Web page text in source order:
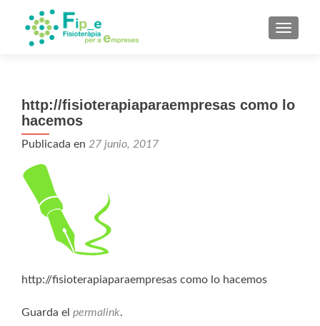
http://fisioterapiaparaempresas como lo
hacemos
Publicada en 27 junio, 2017
http://fisioterapiaparaempresas como lo hacemos
Guarda el permalink.